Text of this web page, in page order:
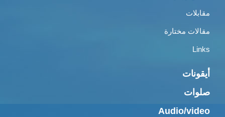
مقابلات
مقالات مختارة
Links
أيقونات
صلوات
Audio/video